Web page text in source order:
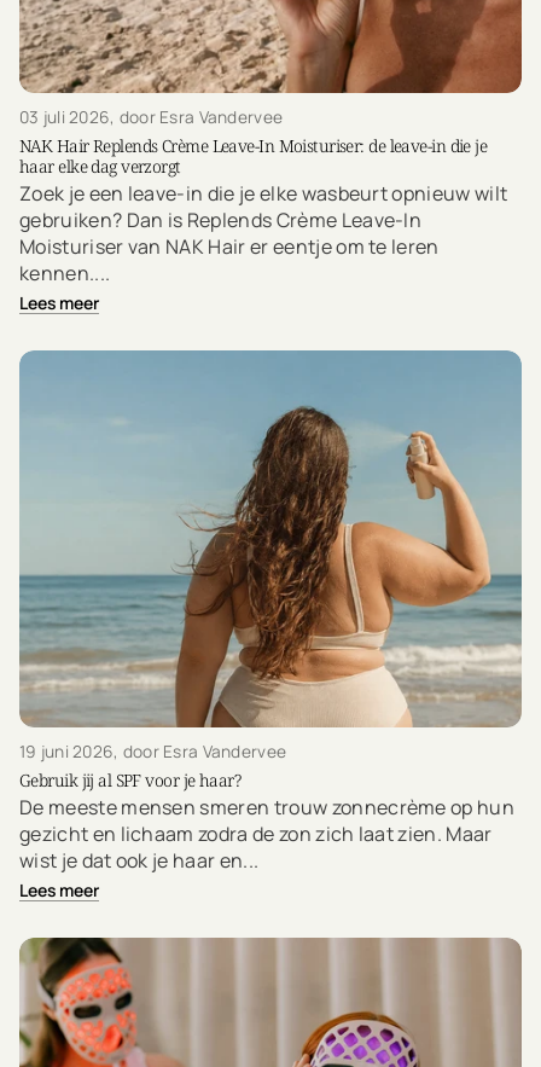
03 juli 2026, door Esra Vandervee
NAK Hair Replends Crème Leave-In Moisturiser: de leave-in die je
haar elke dag verzorgt
Zoek je een leave-in die je elke wasbeurt opnieuw wilt
gebruiken? Dan is Replends Crème Leave-In
Moisturiser van NAK Hair er eentje om te leren
kennen....
Lees meer
19 juni 2026, door Esra Vandervee
Gebruik jij al SPF voor je haar?
De meeste mensen smeren trouw zonnecrème op hun
gezicht en lichaam zodra de zon zich laat zien. Maar
wist je dat ook je haar en...
Lees meer